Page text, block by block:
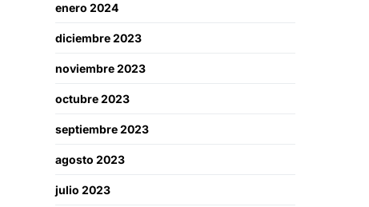
enero 2024
diciembre 2023
noviembre 2023
octubre 2023
septiembre 2023
agosto 2023
julio 2023